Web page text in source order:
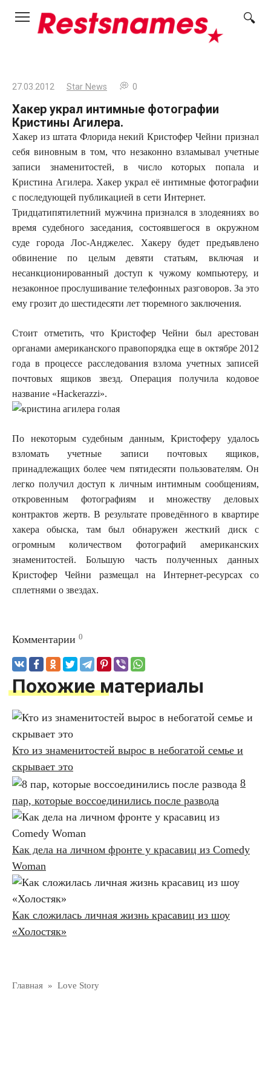
27.03.2012 Star News 0
Хакер украл интимные фотографии
Кристины Агилера.
Хакер из штата Флорида некий Кристофер Чейни признал
себя виновным в том, что незаконно взламывал учетные
записи знаменитостей, в число которых попала и
Кристина Агилера. Хакер украл её интимные фотографии
с последующей публикацией в сети Интернет.
Тридцатипятилетний мужчина признался в злодеяниях во
время судебного заседания, состоявшегося в окружном
суде города Лос-Анджелес. Хакеру будет предъявлено
обвинение по целым девяти статьям, включая и
несанкционированный доступ к чужому компьютеру, и
незаконное прослушивание телефонных разговоров. За это
ему грозит до шестидесяти лет тюремного заключения.
Стоит отметить, что Кристофер Чейни был арестован
органами американского правопорядка еще в октябре 2012
года в процессе расследования взлома учетных записей
почтовых ящиков звезд. Операция получила кодовое
название «Hackerazzi».
По некоторым судебным данным, Кристоферу удалось
взломать учетные записи почтовых ящиков,
принадлежащих более чем пятидесяти пользователям. Он
легко получил доступ к личным интимным сообщениям,
откровенным фотографиям и множеству деловых
контрактов жертв. В результате проведённого в квартире
хакера обыска, там был обнаружен жесткий диск с
огромным количеством фотографий американских
знаменитостей. Большую часть полученных данных
Кристофер Чейни размещал на Интернет-ресурсах со
сплетнями о звездах.
Комментарии 0
Похожие материалы
Кто из знаменитостей вырос в небогатой семье и
скрывает это
8
пар, которые воссоединились после развода
Как дела на личном фронте у красавиц из Comedy
Woman
Как сложилась личная жизнь красавиц из шоу
«Холостяк»
Главная » Love Story